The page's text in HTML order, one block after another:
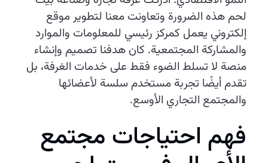
لحم هذه الضرورة وتعاونت معنا لتطوير موقع
إلكتروني يعمل كمركز رئيسي للمعلومات والموارد
والمشاركة المجتمعية. كان هدفنا تصميم وإنشاء
منصة لا تسلط الضوء فقط على خدمات الغرفة، بل
تقدم أيضًا تجربة مستخدم سلسة لأعضائها
والمجتمع التجاري الأوسع.
فهم احتياجات مجتمع